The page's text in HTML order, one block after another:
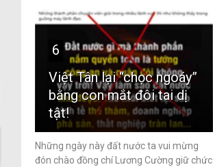
6
Việt Tân lại “chọc ngoáy”
bằng con mắt đôi tai dị
tật!
Những ngày này đất nước ta vui mừng
đón chào đồng chí Lương Cường giữ chức